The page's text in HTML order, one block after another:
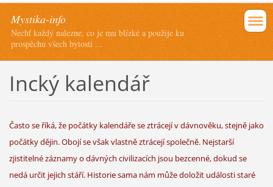
Mystika-info
Nechť každý nalezne, co je mu blízké a použije ku
prospěchu všech bytostí ...
Incký kalendář
Často se říká, že počátky kalendáře se ztrácejí v dávnověku, stejně jako
počátky dějin. Obojí se však vlastně ztrácejí společně. Nejstarší
zjistitelné záznamy o dávných civilizacích jsou bezcenné, dokud se
nedá určit jejich stáří. Historie sama nám může doložit události staré